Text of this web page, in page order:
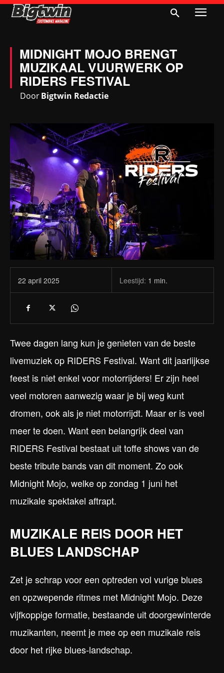
MIDNIGHT MOJO BRENGT
MUZIKAAL VUURWERK OP
RIDERS FESTIVAL
DoorBigtwin Redactie
22 april 2025 Leestijd: 1 min.
Twee dagen lang kun je genieten van de beste
livemuziek op RIDERS Festival. Want dit jaarlijkse
feest is niet enkel voor motorrijders! Er zijn heel
veel motoren aanwezig waar je bij weg kunt
dromen, ook als je niet motorrijdt. Maar er is veel
meer te doen. Want een belangrijk deel van
RIDERS Festival bestaat uit toffe shows van de
beste tribute bands van dit moment. Zo ook
Midnight Mojo, welke op zondag 1 juni het
muzikale spektakel aftrapt.
MUZIKALE REIS DOOR HET
BLUES LANDSCHAP
Zet je schrap voor een optreden vol vurige blues
en opzwepende ritmes met Midnight Mojo. Deze
vijfkoppige formatie, bestaande uit doorgewinterde
muzikanten, neemt je mee op een muzikale reis
door het rijke blues-landschap.